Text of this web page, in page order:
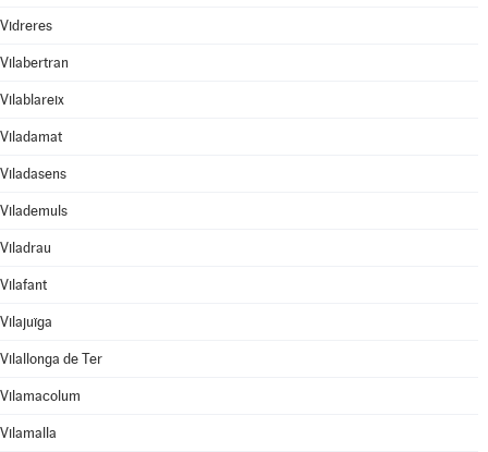
Vidreres
Vilabertran
Vilablareix
Viladamat
Viladasens
Vilademuls
Viladrau
Vilafant
Vilajuïga
Vilallonga de Ter
Vilamacolum
Vilamalla